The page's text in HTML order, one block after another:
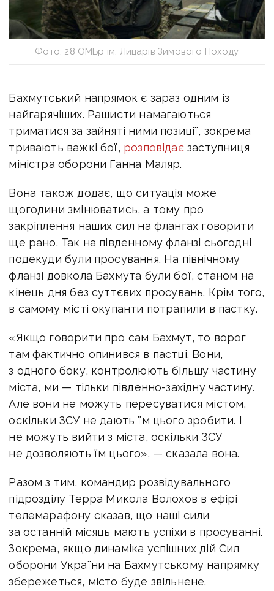
Фото: 28 ОМБр ім. Лицарів Зимового Походу
Бахмутський напрямок є зараз одним із
найгарячіших. Рашисти намагаються
триматися за зайняті ними позиції, зокрема
тривають важкі бої, розповідаєзаступниця
міністра оборони Ганна Маляр.
Вона також додає, що ситуація може
щогодини змінюватись, а тому про
закріплення наших сил на флангах говорити
ще рано. Так на південному фланзі сьогодні
подекуди були просування. На північному
фланзі довкола Бахмута були бої, станом на
кінець дня без суттєвих просувань. Крім того,
в самому місті окупанти потрапили в пастку.
«Якщо говорити про сам Бахмут, то ворог
там фактично опинився в пастці. Вони,
з одного боку, контролюють більшу частину
міста, ми — тільки південно-західну частину.
Але вони не можуть пересуватися містом,
оскільки ЗСУ не дають їм цього зробити. І
не можуть вийти з міста, оскільки ЗСУ
не дозволяють їм цього», — сказала вона.
Разом з тим, командир розвідувального
підрозділу Терра Микола Волохов в ефірі
телемарафону сказав, що наші сили
за останній місяць мають успіхи в просуванні.
Зокрема, якщо динаміка успішних дій Сил
оборони України на Бахмутському напрямку
збережеться, місто буде звільнене.